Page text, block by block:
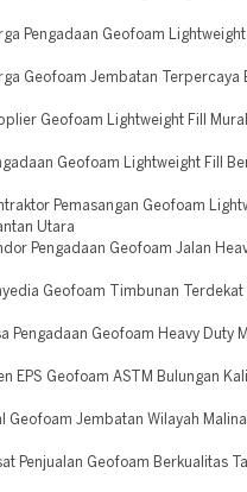
Pengadaan Geofoam Lightweight
Geofoam Jembatan Terpercaya
Geofoam Lightweight Fill
Geofoam Lightweight Fill
Pemasangan Geofoam
Utara
Pengadaan Geofoam Jalan
Geofoam Timbunan Terdekat
Pengadaan Geofoam Heavy Duty
EPS Geofoam ASTM Bulungan
Geofoam Jembatan Wilayah
Penjualan Geofoam Berkualitas